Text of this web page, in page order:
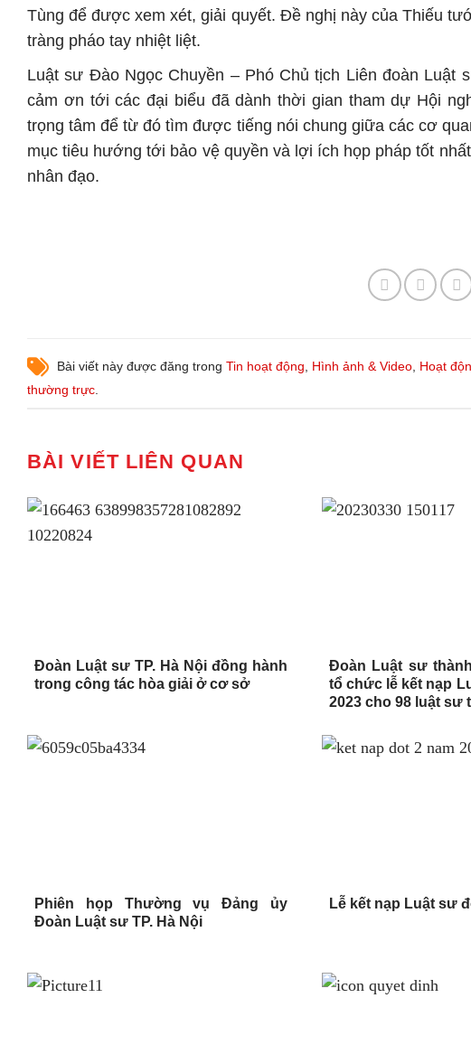
Tùng để được xem xét, giải quyết. Đề nghị này của Thiếu
tràng pháo tay nhiệt liệt.
Luật sư Đào Ngọc Chuyền – Phó Chủ tịch Liên đoàn
cảm ơn tới các đại biểu đã dành thời gian tham dự Hội
trọng tâm để từ đó tìm được tiếng nói chung giữa các cơ
mục tiêu hướng tới bảo vệ quyền và lợi ích họp pháp tốt
nhân đạo.
Bài viết này được đăng trong Tin hoạt động Hình ảnh & Video Hoạt
thường trực
BÀI VIẾT LIÊN QUAN
Đoàn Luật sư TP. Hà Nội đồng hành
trong công tác hòa giải ở cơ sở
Đoàn Luật sư
tổ chức lễ kết nạp
2023 cho 98 luật sư
Phiên họp Thường vụ Đảng ủy
Đoàn Luật sư TP. Hà Nội
Lễ kết nạp Luật sư